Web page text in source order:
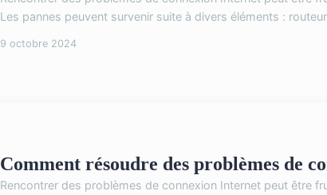
Les pannes peuvent survenir suite à divers éléments :
9 octobre 2024
Comment résoudre des problèmes de
Rencontrer des problèmes de connexion Internet peut être